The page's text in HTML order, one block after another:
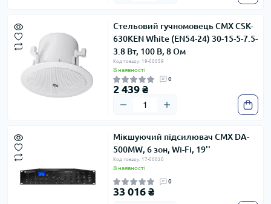
Стельовий гучномовець CMX CSK-
630KEN White (EN54-24) 30-15-5-7.5-
3.8 Вт, 100 В, 8 Ом
Код товару: 19-00059
В наявності
0
2 439 ₴
Мікшуючий підсилювач CMX DA-
500MW, 6 зон, Wi-Fi, 19''
Код товару: 17-00020
В наявності
0
33 016 ₴